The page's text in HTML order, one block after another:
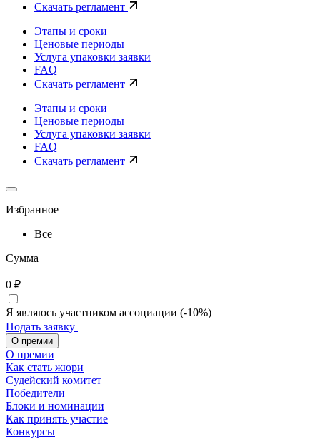
Скачать регламент
Этапы и сроки
Ценовые периоды
Услуга упаковки заявки
FAQ
Скачать регламент
Этапы и сроки
Ценовые периоды
Услуга упаковки заявки
FAQ
Скачать регламент
Избранное
Все
Сумма
0 ₽
Я являюсь участником ассоциации (-10%)
Подать заявку
О премии
О премии
Как стать жюри
Судейский комитет
Победители
Блоки и номинации
Как принять участие
Конкурсы